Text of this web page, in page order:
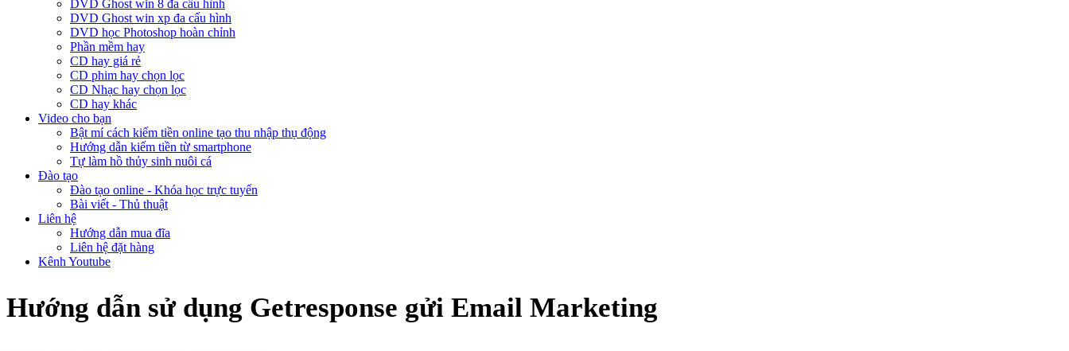
DVD Ghost win 8 đa cấu hình
DVD Ghost win xp đa cấu hình
DVD học Photoshop hoàn chỉnh
Phần mềm hay
CD hay giá rẻ
CD phim hay chọn lọc
CD Nhạc hay chọn lọc
CD hay khác
Video cho bạn
Bật mí cách kiếm tiền online tạo thu nhập thụ động
Hướng dẫn kiếm tiền từ smartphone
Tự làm hồ thủy sinh nuôi cá
Đào tạo
Đào tạo online - Khóa học trực tuyến
Bài viết - Thủ thuật
Liên hệ
Hướng dẫn mua đĩa
Liên hệ đặt hàng
Kênh Youtube
Hướng dẫn sử dụng Getresponse gửi Email Marketing